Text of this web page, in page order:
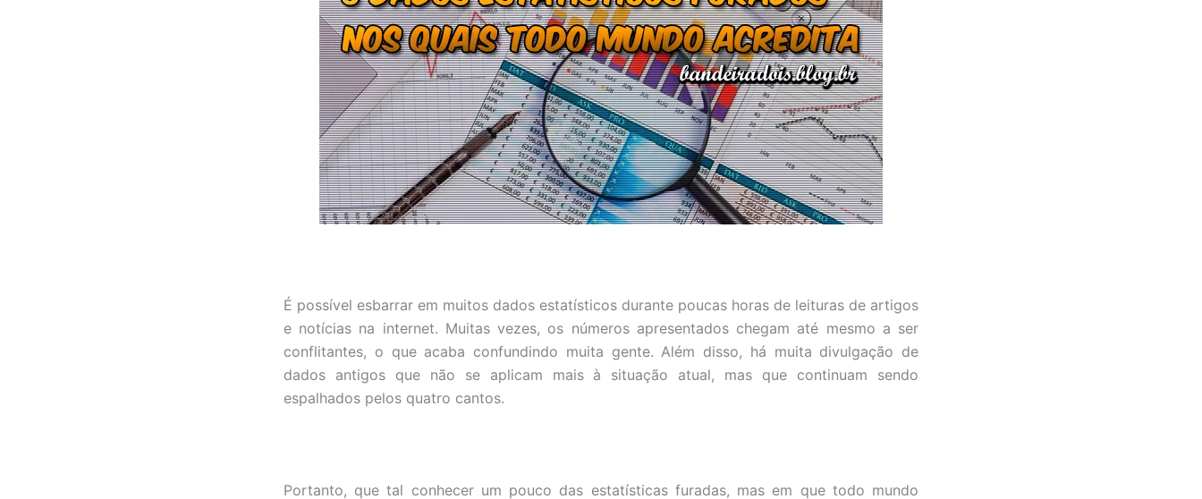
É possível esbarrar em muitos dados estatísticos durante poucas horas de leituras de artigos
e notícias na internet. Muitas vezes, os números apresentados chegam até mesmo a ser
conflitantes, o que acaba confundindo muita gente. Além disso, há muita divulgação de
dados antigos que não se aplicam mais à situação atual, mas que continuam sendo
espalhados pelos quatro cantos.
Portanto, que tal conhecer um pouco das estatísticas furadas, mas em que todo mundo